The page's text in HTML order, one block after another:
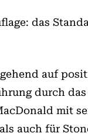
das
auf
durch das
mit
auch für